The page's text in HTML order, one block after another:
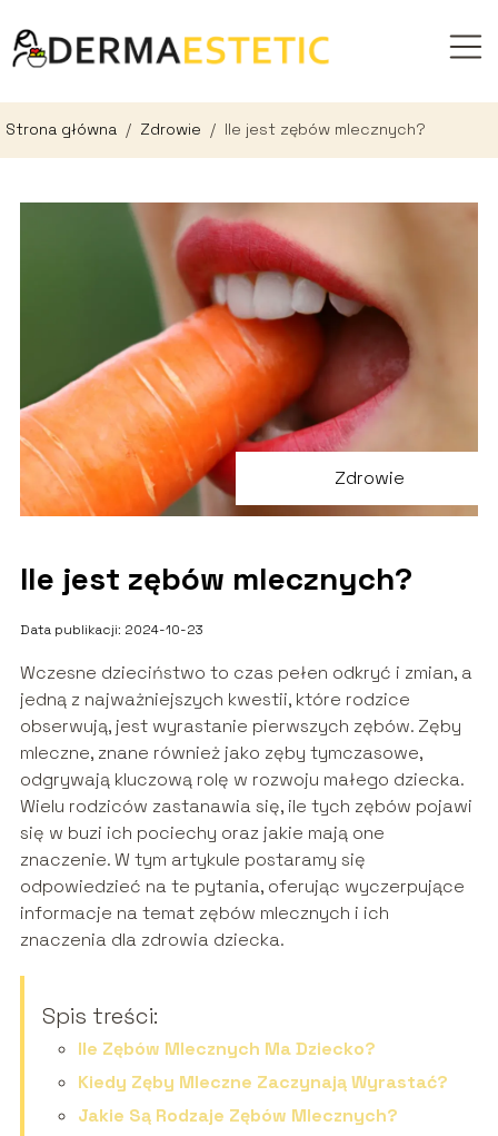
Strona główna / Zdrowie / Ile jest zębów mlecznych?
Zdrowie
Ile jest zębów mlecznych?
Data publikacji: 2024-10-23
Wczesne dzieciństwo to czas pełen odkryć i zmian, a
jedną z najważniejszych kwestii, które rodzice
obserwują, jest wyrastanie pierwszych zębów. Zęby
mleczne, znane również jako zęby tymczasowe,
odgrywają kluczową rolę w rozwoju małego dziecka.
Wielu rodziców zastanawia się, ile tych zębów pojawi
się w buzi ich pociechy oraz jakie mają one
znaczenie. W tym artykule postaramy się
odpowiedzieć na te pytania, oferując wyczerpujące
informacje na temat zębów mlecznych i ich
znaczenia dla zdrowia dziecka.
Spis treści:
Ile Zębów Mlecznych Ma Dziecko?
Kiedy Zęby Mleczne Zaczynają Wyrastać?
Jakie Są Rodzaje Zębów Mlecznych?